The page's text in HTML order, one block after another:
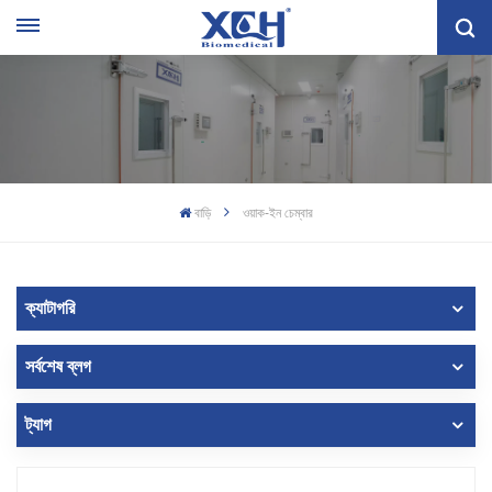
বাড়ি ওয়াক-ইন চেম্বার
ক্যাটাগরি
সর্বশেষ ব্লগ
ট্যাগ